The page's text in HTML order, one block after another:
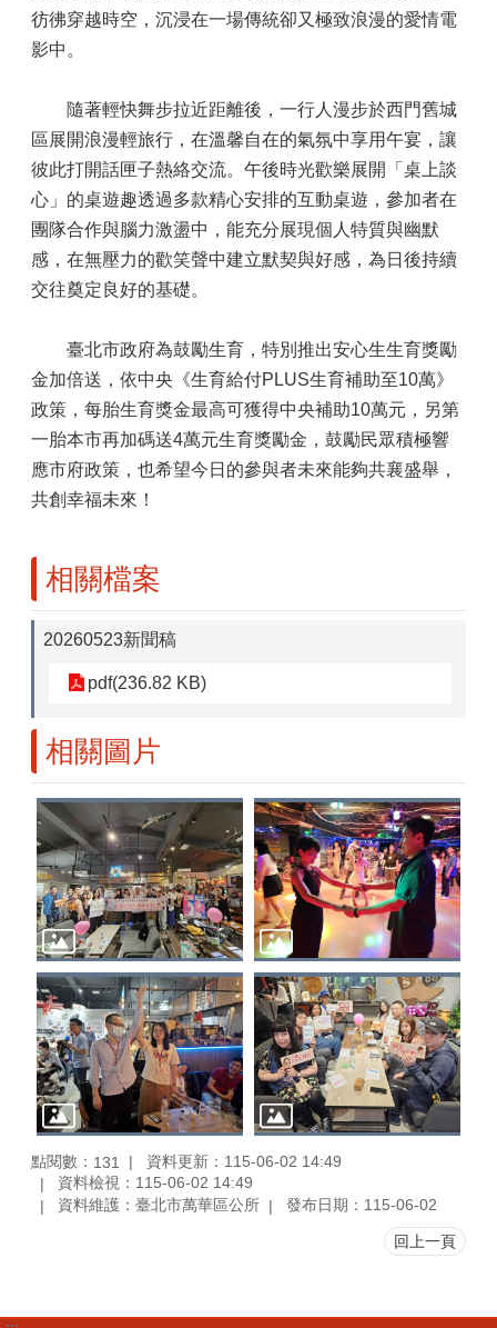
彷彿穿越時空，沉浸在一場傳統卻又極致浪漫的愛情電
影中。
隨著輕快舞步拉近距離後，一行人漫步於西門舊城
區展開浪漫輕旅行，在溫馨自在的氣氛中享用午宴，讓
彼此打開話匣子熱絡交流。午後時光歡樂展開「桌上談
心」的桌遊趣透過多款精心安排的互動桌遊，參加者在
團隊合作與腦力激盪中，能充分展現個人特質與幽默
感，在無壓力的歡笑聲中建立默契與好感，為日後持續
交往奠定良好的基礎。
臺北市政府為鼓勵生育，特別推出安心生生育獎勵
金加倍送，依中央《生育給付PLUS生育補助至10萬》
政策，每胎生育獎金最高可獲得中央補助10萬元，另第
一胎本市再加碼送4萬元生育獎勵金，鼓勵民眾積極響
應市府政策，也希望今日的參與者未來能夠共襄盛舉，
共創幸福未來！
相關檔案
20260523新聞稿
pdf(236.82 KB)
相關圖片
點閱數： 131
資料更新：115-06-02 14:49
資料檢視：115-06-02 14:49
資料維護：臺北市萬華區公所
發布日期：115-06-02
回上一頁